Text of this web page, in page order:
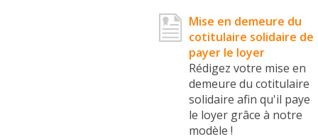
Mise en demeure du
cotitulaire solidaire de
payer le loyer
Rédigez votre mise en
demeure du cotitulaire
solidaire afin qu'il paye
le loyer grâce à notre
modèle !